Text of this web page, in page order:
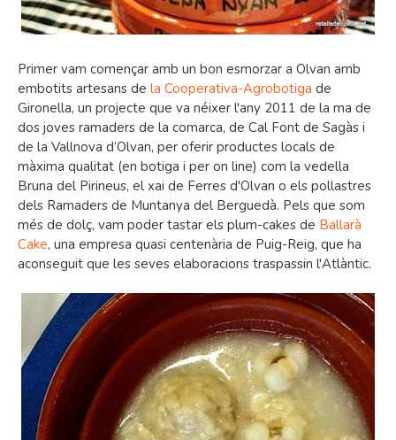
Primer vam començar amb un bon esmorzar a Olvan amb
embotits artesans de la Cooperativa-Agrobotiga de
Gironella, un projecte que va néixer l'any 2011 de la ma de
dos joves ramaders de la comarca, de Cal Font de Sagàs i
de la Vallnova d’Olvan, per oferir productes locals de
màxima qualitat (en botiga i per on line) com la vedella
Bruna del Pirineus, el xai de Ferres d'Olvan o els pollastres
dels Ramaders de Muntanya del Berguedà. Pels que som
més de dolç, vam poder tastar els plum-cakes de Ballarà
Cake, una empresa quasi centenària de Puig-Reig, que ha
aconseguit que les seves elaboracions traspassin l'Atlàntic.